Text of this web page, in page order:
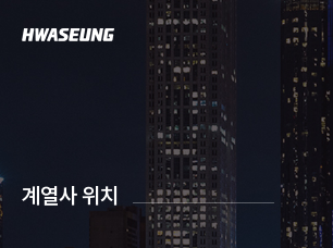
계열사 위치